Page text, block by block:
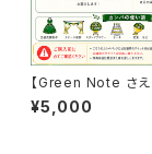
【Green Note さえ
らら 合同生誕祭
ック5000
¥5,000